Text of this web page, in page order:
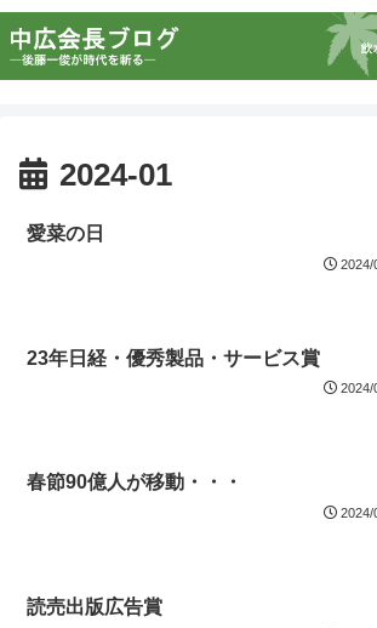
2024-01
愛菜の日
2024/
23年日経・優秀製品・サービス賞
2024/
春節90億人が移動・・・
2024/
読売出版広告賞